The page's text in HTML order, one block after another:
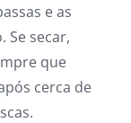
e as
Se secar,
que
cerca de